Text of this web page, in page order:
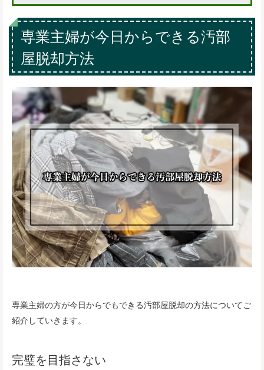
専業主婦が今日からできる汚部
屋脱却方法
専業主婦の方が今日からでもできる汚部屋脱却の方法についてご
紹介していきます。
完璧を目指さない